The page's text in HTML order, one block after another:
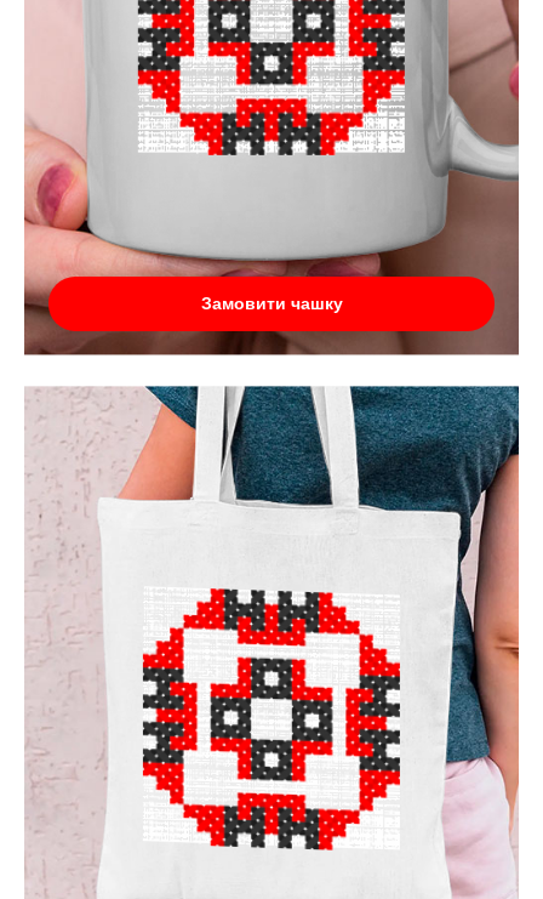
Замовити чашку